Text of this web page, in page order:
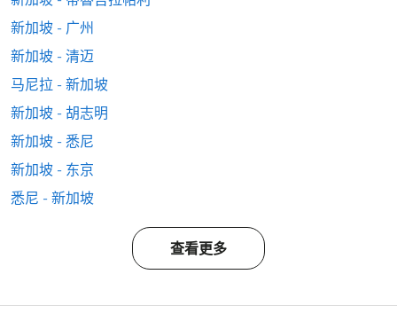
新加坡 - 广州
新加坡 - 清迈
马尼拉 - 新加坡
新加坡 - 胡志明
新加坡 - 悉尼
新加坡 - 东京
悉尼 - 新加坡
查看更多